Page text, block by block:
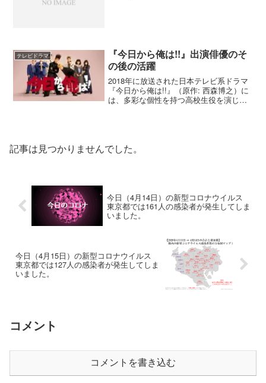
テレビドラマ
『今日から俺は!!』出演俳優のそ
の後の活躍
2018年に放送された日本テレビ系ドラマ
『今日から俺は!!』（原作: 西森博之）に
は、多彩な個性を持つ高校生役を演じる
記事は見つかりませんでした。
今日（4月14日）の新型コロナウイルス
東京都では161人の感染者が発生してしま
いました。
今日（4月15日）の新型コロナウイルス
東京都では127人の感染者が発生してしま
いました。
コメント
コメントを書き込む